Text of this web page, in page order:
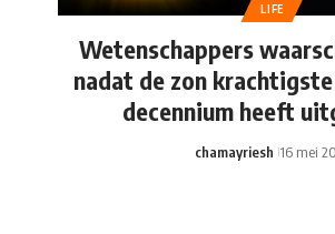
LIFE
Wetenschappers
nadat de zon
decennium heeft
chamayriesh 16 mei